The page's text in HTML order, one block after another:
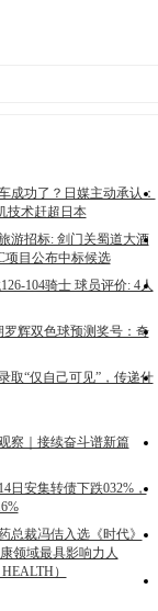
成功了？日媒主动承认：
技术赶超日本
游招标: 剑门关蜀道大酒
项目公布中标候选
104骑士 球员评价: 4人
罗辉双色球预测奖号：奇
取“仅自己可见”，传递什
察｜接续奋斗谱新篇
日安集转债下跌032%，
总裁冯佶入选《时代》
领域最具影响力人
）